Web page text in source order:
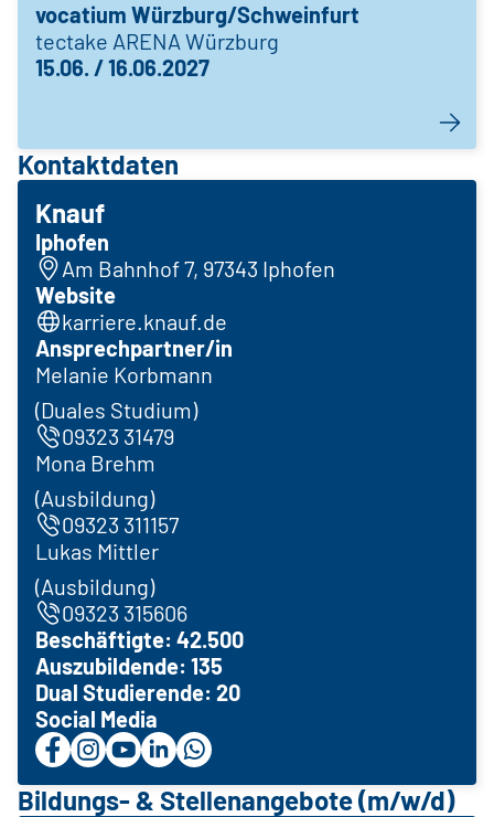
vocatium Würzburg/Schweinfurt
tectake ARENA Würzburg
15.06. / 16.06.2027
Kontaktdaten
Knauf
Iphofen
Am Bahnhof 7, 97343 Iphofen
Website
karriere.knauf.de
Ansprechpartner/in
Melanie Korbmann
(Duales Studium)
09323 31479
Mona Brehm
(Ausbildung)
09323 311157
Lukas Mittler
(Ausbildung)
09323 315606
Beschäftigte: 42.500
Auszubildende: 135
Dual Studierende: 20
Social Media
Bildungs- & Stellenangebote (m/w/d)